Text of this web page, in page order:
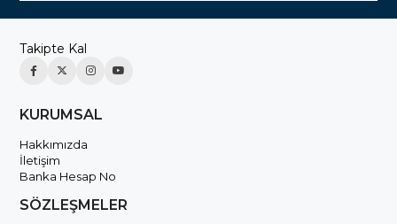
Takipte Kal
KURUMSAL
Hakkımızda
İletişim
Banka Hesap No
SÖZLEŞMELER